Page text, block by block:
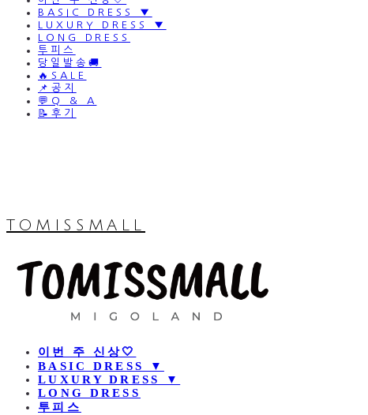
BASIC DRESS ▼
LUXURY DRESS ▼
LONG DRESS
투피스
당일발송🚚
🔥SALE
📌공지
💬Q & A
📝후기
TOMISSMALL
이번 주 신상🤍
BASIC DRESS ▼
LUXURY DRESS ▼
LONG DRESS
투피스